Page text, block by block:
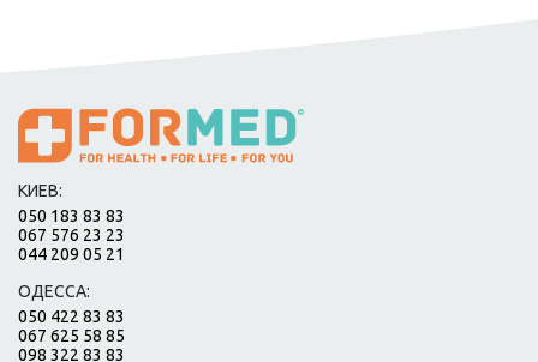
КИЕВ:
050 183 83 83
067 576 23 23
044 209 05 21
ОДЕССА:
050 422 83 83
067 625 58 85
098 322 83 83